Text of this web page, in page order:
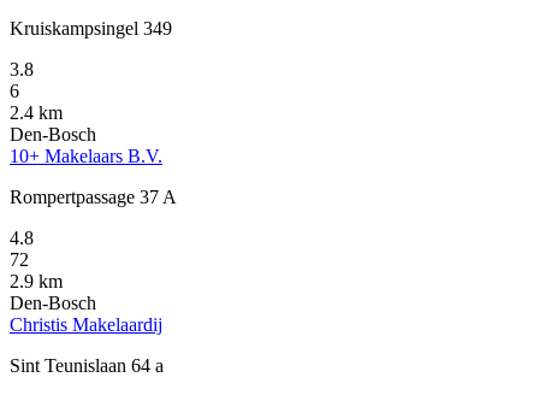
Kruiskampsingel 349
3.8
6
2.4 km
Den-Bosch
10+ Makelaars B.V.
Rompertpassage 37 A
4.8
72
2.9 km
Den-Bosch
Christis Makelaardij
Sint Teunislaan 64 a